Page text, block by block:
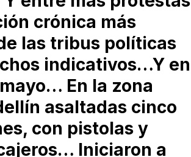
crónica más
las tribus políticas
indicativos…Y en
En la zona
asaltadas cinco
con pistolas y
Iniciaron a